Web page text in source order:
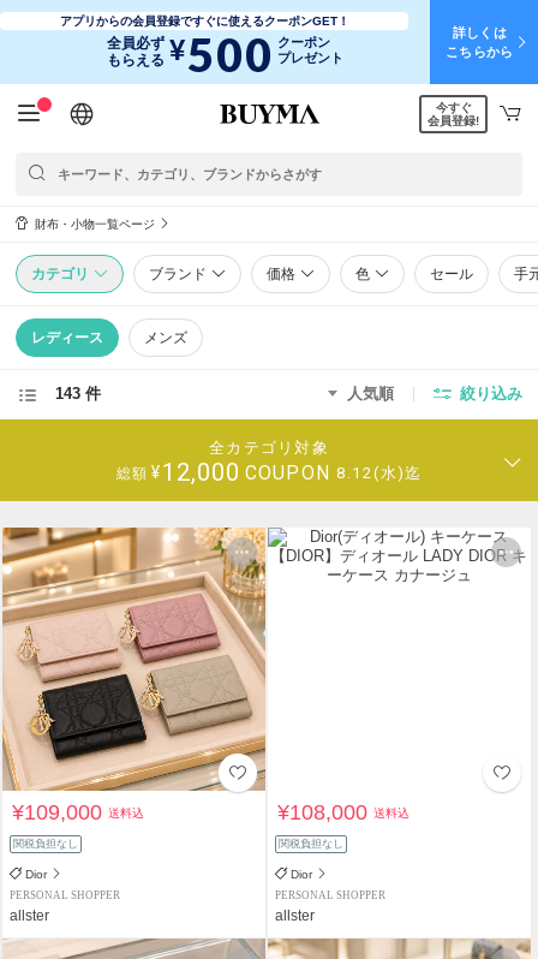
アプリからの会員登録ですぐに使えるクーポンGET！
全員必ず
もらえる ¥500 クーポン
プレゼント
詳しくは
こちらから
日本語
English
简体中文
繁體中文
今すぐ
会員登録!
財布・小物一覧ページ
カテゴリ ブランド 価格 色 セール 手
レディース メンズ
143 件 人気順 絞り込み
全カテゴリ対象
総額 ¥12,000 COUPON 8.12(水)迄
¥109,000送料込
関税負担なし
Dior
PERSONAL SHOPPER
allster
¥108,000送料込
関税負担なし
Dior
PERSONAL SHOPPER
allster